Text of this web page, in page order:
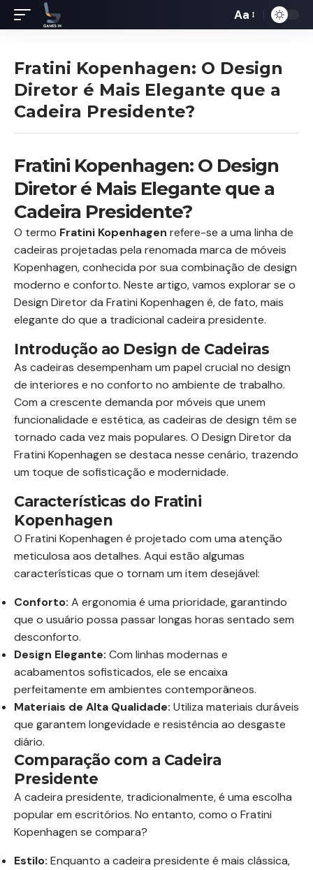
fontes
Aa
Fratini Kopenhagen: O Design
Diretor é Mais Elegante que a
Cadeira Presidente?
Fratini Kopenhagen: O Design
Diretor é Mais Elegante que a
Cadeira Presidente?
O termo Fratini Kopenhagen refere-se a uma linha de
cadeiras projetadas pela renomada marca de móveis
Kopenhagen, conhecida por sua combinação de design
moderno e conforto. Neste artigo, vamos explorar se o
Design Diretor da Fratini Kopenhagen é, de fato, mais
elegante do que a tradicional cadeira presidente.
Introdução ao Design de Cadeiras
As cadeiras desempenham um papel crucial no design
de interiores e no conforto no ambiente de trabalho.
Com a crescente demanda por móveis que unem
funcionalidade e estética, as cadeiras de design têm se
tornado cada vez mais populares. O Design Diretor da
Fratini Kopenhagen se destaca nesse cenário, trazendo
um toque de sofisticação e modernidade.
Características do Fratini
Kopenhagen
O Fratini Kopenhagen é projetado com uma atenção
meticulosa aos detalhes. Aqui estão algumas
características que o tornam um item desejável:
Conforto: A ergonomia é uma prioridade, garantindo
que o usuário possa passar longas horas sentado sem
desconforto.
Design Elegante: Com linhas modernas e
acabamentos sofisticados, ele se encaixa
perfeitamente em ambientes contemporâneos.
Materiais de Alta Qualidade: Utiliza materiais duráveis
que garantem longevidade e resistência ao desgaste
diário.
Comparação com a Cadeira
Presidente
A cadeira presidente, tradicionalmente, é uma escolha
popular em escritórios. No entanto, como o Fratini
Kopenhagen se compara?
Estilo: Enquanto a cadeira presidente é mais clássica,